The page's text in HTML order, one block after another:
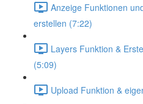
Anzeige Funktionen
erstellen (7:22)
Layers Funktion &
(5:09)
Upload Funktion &